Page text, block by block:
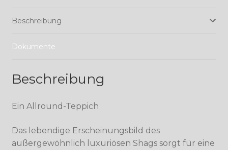
Beschreibung
Dokumente
Beschreibung
Ein Allround-Teppich
Das lebendige Erscheinungsbild des
außergewöhnlich luxuriösen Shags sorgt für eine